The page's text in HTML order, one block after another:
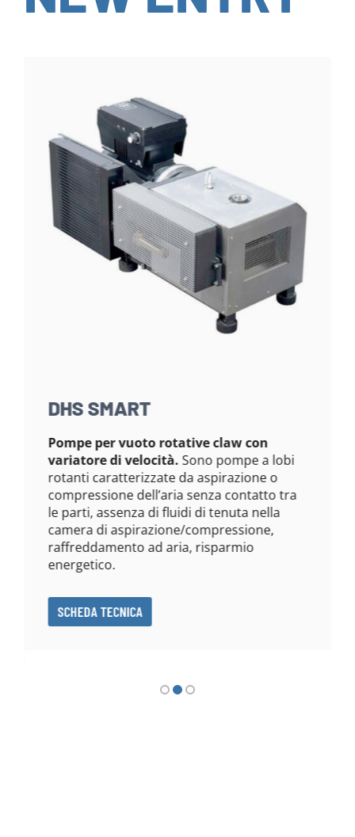
DHS SMART
Pompe per vuoto rotative claw con
variatore di velocità.Sono pompe a lobi
rotanti caratterizzate da aspirazione o
compressione dell’aria senza contatto tra
le parti, assenza di fluidi di tenuta nella
camera di aspirazione/compressione,
raffreddamento ad aria, risparmio
energetico.
SCHEDA TECNICA